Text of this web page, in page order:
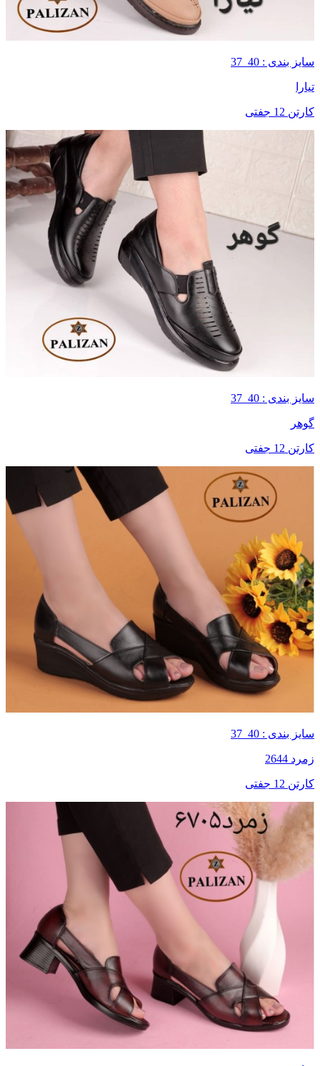
سایز بندی : 40_37
تیارا
کارتن 12 جفتی
سایز بندی : 40_37
گوهر
کارتن 12 جفتی
سایز بندی : 40_37
زمرد 2644
کارتن 12 جفتی